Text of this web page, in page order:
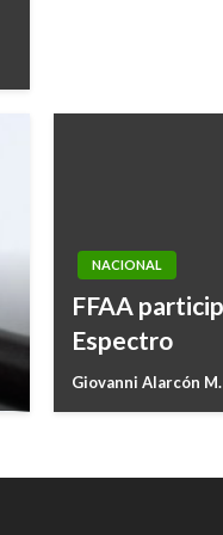
NACIONAL
FFAA
Espectro
Giovanni Alarcón M.